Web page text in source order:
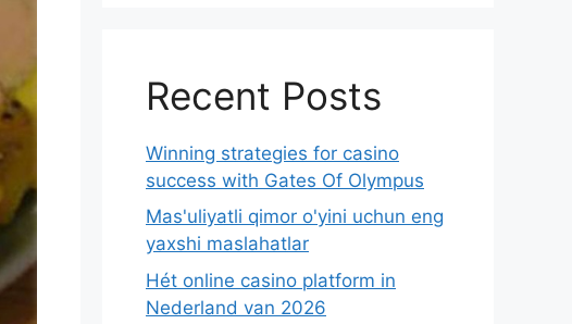
Recent Posts
Winning strategies for casino
success with Gates Of Olympus
Mas'uliyatli qimor o'yini uchun eng
yaxshi maslahatlar
Hét online casino platform in
Nederland van 2026